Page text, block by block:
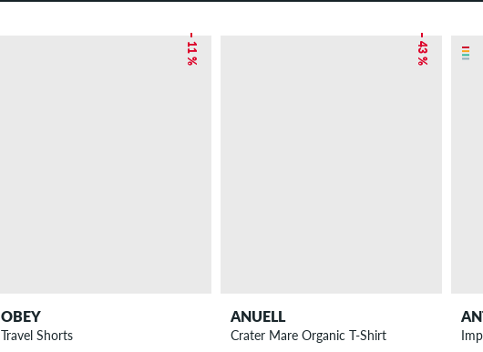
– 11 %
OBEY
Travel Shorts
– 43 %
ANUELL
Crater Mare Organic T-Shirt